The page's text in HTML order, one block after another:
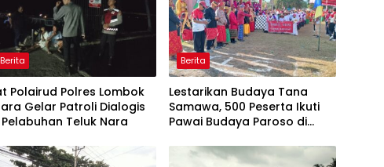
Berita
Polairud Polres Lombok
Gelar Patroli Dialogis
Teluk Nara
Berita
Lestarikan Budaya Tana
Samawa, 500 Peserta Ikuti
Pawai Budaya Paroso di
Rangka HUT RI ke-81